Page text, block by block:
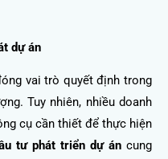
dự án
vai trò quyết định trong
Tuy nhiên, nhiều doanh
cụ cần thiết để thực hiện
tư phát triển dự án cung